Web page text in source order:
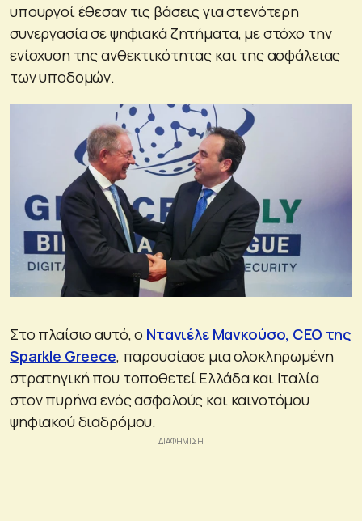
υπουργοί έθεσαν τις βάσεις για στενότερη
συνεργασία σε ψηφιακά ζητήματα, με στόχο την
ενίσχυση της ανθεκτικότητας και της ασφάλειας
των υποδομών.
Στο πλαίσιο αυτό, ο Ντανιέλε Μανκούσο, CEO της
Sparkle Greece, παρουσίασε μια ολοκληρωμένη
στρατηγική που τοποθετεί Ελλάδα και Ιταλία
στον πυρήνα ενός ασφαλούς και καινοτόμου
ψηφιακού διαδρόμου.